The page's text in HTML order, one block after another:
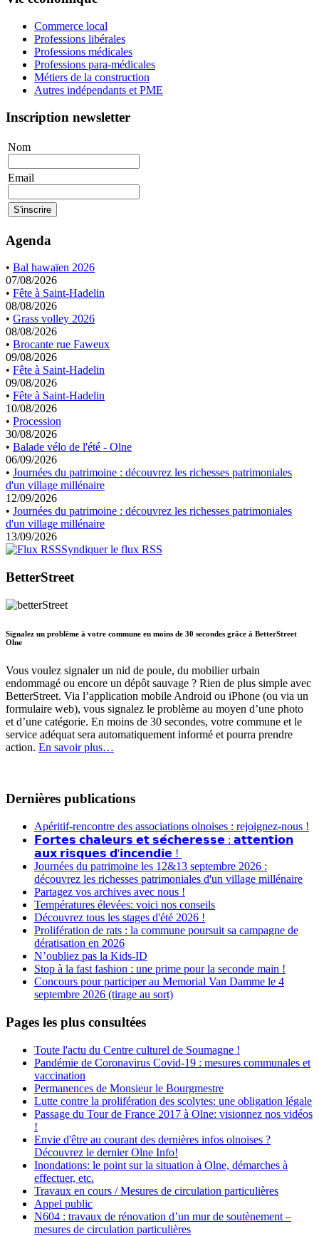
Commerce local
Professions libérales
Professions médicales
Professions para-médicales
Métiers de la construction
Autres indépendants et PME
Inscription newsletter
Nom
Email
Agenda
• Bal hawaïen 2026
07/08/2026
• Fête à Saint-Hadelin
08/08/2026
• Grass volley 2026
08/08/2026
• Brocante rue Faweux
09/08/2026
• Fête à Saint-Hadelin
09/08/2026
• Fête à Saint-Hadelin
10/08/2026
• Procession
30/08/2026
• Balade vélo de l'été - Olne
06/09/2026
• Journées du patrimoine : découvrez les richesses patrimoniales
d'un village millénaire
12/09/2026
• Journées du patrimoine : découvrez les richesses patrimoniales
d'un village millénaire
13/09/2026
Syndiquer le flux RSS
BetterStreet
Signalez un problème à votre commune en moins de 30 secondes grâce à BetterStreet
Olne
Vous voulez signaler un nid de poule, du mobilier urbain
endommagé ou encore un dépôt sauvage ? Rien de plus simple avec
BetterStreet. Via l’application mobile Android ou iPhone (ou via un
formulaire web), vous signalez le problème au moyen d’une photo
et d’une catégorie. En moins de 30 secondes, votre commune et le
service adéquat sera automatiquement informé et pourra prendre
action. En savoir plus…
Dernières publications
Apéritif-rencontre des associations olnoises : rejoignez-nous !
𝗙𝗼𝗿𝘁𝗲𝘀 𝗰𝗵𝗮𝗹𝗲𝘂𝗿𝘀 𝗲𝘁 𝘀𝗲́𝗰𝗵𝗲𝗿𝗲𝘀𝘀𝗲 : 𝗮𝘁𝘁𝗲𝗻𝘁𝗶𝗼𝗻
𝗮𝘂𝘅 𝗿𝗶𝘀𝗾𝘂𝗲𝘀 𝗱'𝗶𝗻𝗰𝗲𝗻𝗱𝗶𝗲 !
Journées du patrimoine les 12&13 septembre 2026 :
découvrez les richesses patrimoniales d'un village millénaire
Partagez vos archives avec nous !
Températures élevées: voici nos conseils
Découvrez tous les stages d'été 2026 !
Prolifération de rats : la commune poursuit sa campagne de
dératisation en 2026
N’oubliez pas la Kids-ID
Stop à la fast fashion : une prime pour la seconde main !
Concours pour participer au Memorial Van Damme le 4
septembre 2026 (tirage au sort)
Pages les plus consultées
Toute l'actu du Centre culturel de Soumagne !
Pandémie de Coronavirus Covid-19 : mesures communales et
vaccination
Permanences de Monsieur le Bourgmestre
Lutte contre la prolifération des scolytes: une obligation légale
Passage du Tour de France 2017 à Olne: visionnez nos vidéos
!
Envie d'être au courant des dernières infos olnoises ?
Découvrez le dernier Olne Info!
Inondations: le point sur la situation à Olne, démarches à
effectuer, etc.
Travaux en cours / Mesures de circulation particulières
Appel public
N604 : travaux de rénovation d’un mur de soutènement –
mesures de circulation particulières